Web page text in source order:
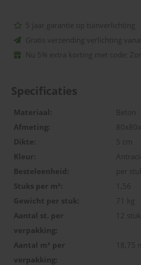
5 jaar garantie op tuinverlichting
Gratis verzending verlichting
Nu 5% extra korting met code:
Specificaties
Materiaal:
Beton
Afmeting:
Dikte:
5 cm
Kleur:
Besteleenheid:
per
Stuks per m²:
1,56
Gewicht per stuk:
71 kg
Aantal st. per
verpakking:
12
Aantal m² per
verpakking:
18,75